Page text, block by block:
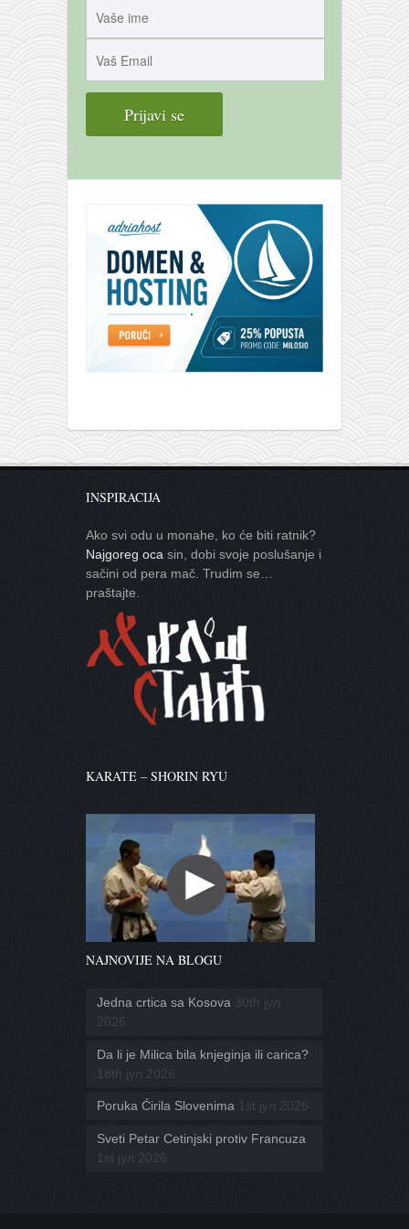
kontakt
besplatna e-knjiga
termini treninga
moja priča
fotke
INSPIRACIJA
Ako svi odu u monahe, ko će biti ratnik?
Najgoreg oca sin, dobi svoje poslušanje i
sačini od pera mač. Trudim se…
praštajte.
KARATE – SHORIN RYU
NAJNOVIJE NA BLOGU
Jedna crtica sa Kosova 30th јул
2026
Da li je Milica bila knjeginja ili carica?
18th јул 2026
Poruka Ćirila Slovenima 1st јул 2026
Sveti Petar Cetinjski protiv Francuza
1st јул 2026